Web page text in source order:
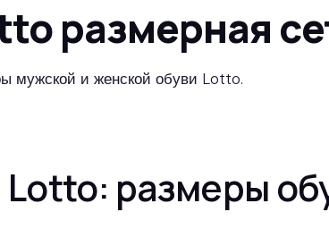
размерная
мужской и женской обуви Lotto.
Lotto: размеры